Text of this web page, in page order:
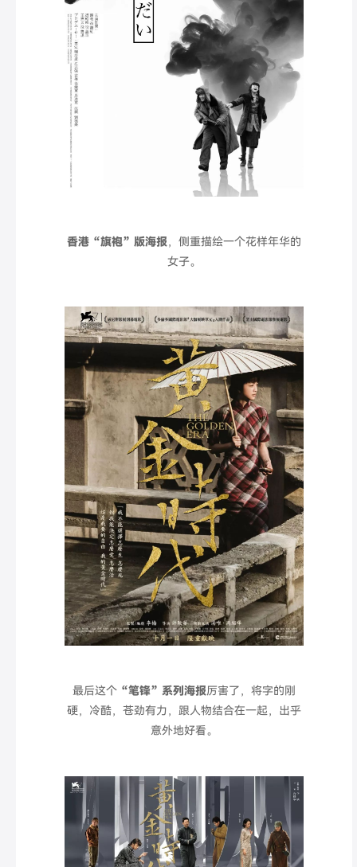
香港“旗袍” 版海报，侧重描绘一个花样年华的
女子。
最后这个 “笔锋”系列海报厉害了，将字的刚
硬，冷酷，苍劲有力，跟人物结合在一起，出乎
意外地好看。